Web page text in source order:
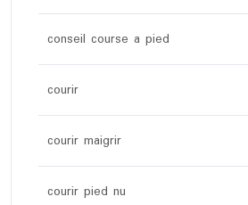
conseil course a pied
courir
courir maigrir
courir pied nu